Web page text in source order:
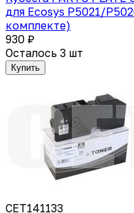
для Ecosys P5021/
комплекте)
930 ₽
Осталось 3 шт
Купить
CET141133